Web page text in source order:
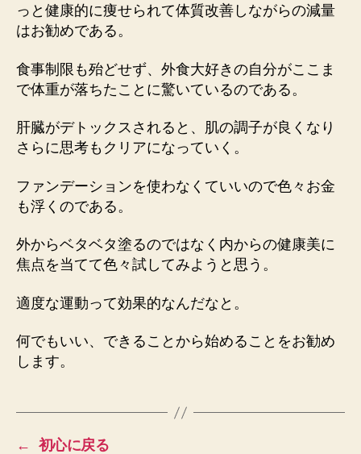
っと健康的に痩せられて体質改善しながらの減量
はお勧めである。
食事制限も殆どせず、外食大好きの自分がここま
で体重が落ちたことに驚いているのである。
肝臓がデトックスされると、肌の調子が良くなり
さらに思考もクリアになっていく。
ファンデーションを使わなくていいので色々お金
も浮くのである。
外からベタベタ塗るのではなく内からの健康美に
焦点を当てて色々試してみようと思う。
適度な運動って効果的なんだなと。
何でもいい、できることから始めることをお勧め
します。
←
初心に戻る